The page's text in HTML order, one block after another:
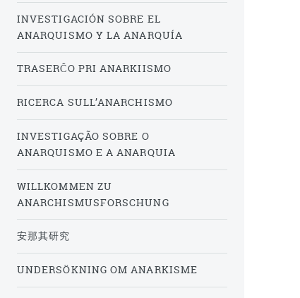
INVESTIGACIÓN SOBRE EL
ANARQUISMO Y LA ANARQUÍA
TRASERĈO PRI ANARKIISMO
RICERCA SULL’ANARCHISMO
INVESTIGAÇÃO SOBRE O
ANARQUISMO E A ANARQUIA
WILLKOMMEN ZU
ANARCHISMUSFORSCHUNG
安那其研究
UNDERSÖKNING OM ANARKISME